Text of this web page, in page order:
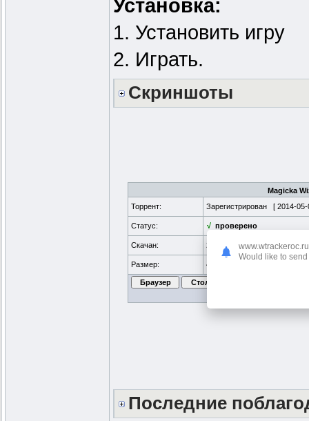
Установка:
1. Установить игру
2. Играть.
Скриншоты
Magicka
Торрент:
Зарегистрирован [ 2014-05-
Статус: √ проверено
Скачан: 287 раз
Размер: 44 MB
Последние
www.wtrackeroc.ru
Would like to